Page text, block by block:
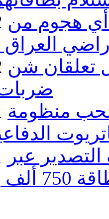
أي هجوم من
تعلقان شن
منظومة
التصدير عبر
يومياً